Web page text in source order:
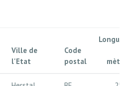
Ville de
l'Etat
Code
postal